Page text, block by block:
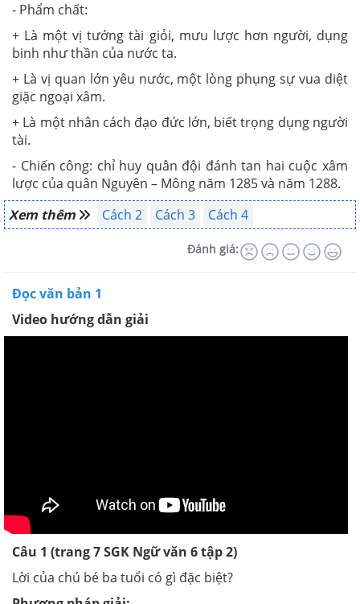
- Phẩm chất:
+ Là một vị tướng tài giỏi, mưu lược hơn người, dụng
binh như thần của nước ta.
+ Là vị quan lớn yêu nước, một lòng phụng sự vua diệt
giặc ngoại xâm.
+ Là một nhân cách đạo đức lớn, biết trọng dụng người
tài.
- Chiến công: chỉ huy quân đội đánh tan hai cuộc xâm
lược của quân Nguyên – Mông năm 1285 và năm 1288.
Xem thêm
Cách 2 Cách 3 Cách 4
Đánh giá:
Đọc văn bản 1
Video hướng dẫn giải
Câu 1 (trang 7 SGK Ngữ văn 6 tập 2)
Lời của chú bé ba tuổi có gì đặc biệt?